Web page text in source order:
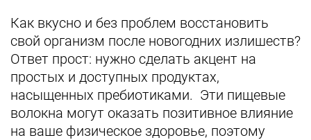
Как вкусно и без проблем восстановить
свой организм после новогодних излишеств?
Ответ прост: нужно сделать акцент на
простых и доступных продуктах,
насыщенных пребиотиками. Эти пищевые
волокна могут оказать позитивное влияние
на ваше физическое здоровье, поэтому